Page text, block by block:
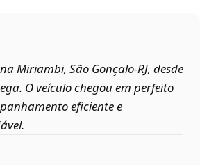
Miriambi, São Gonçalo‑RJ, desde
O veículo chegou em perfeito
eficiente e